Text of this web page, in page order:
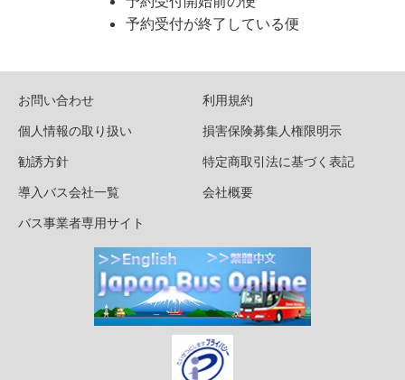
予約受付が終了している便
お問い合わせ
利用規約
個人情報の取り扱い
損害保険募集人権限明示
勧誘方針
特定商取引法に基づく表記
導入バス会社一覧
会社概要
バス事業者専用サイト